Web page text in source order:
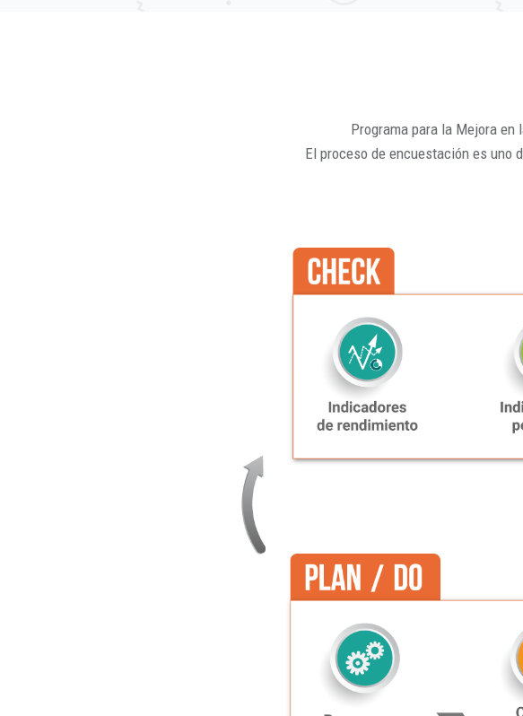
Programa para la Mejora
El proceso de encuestación es uno